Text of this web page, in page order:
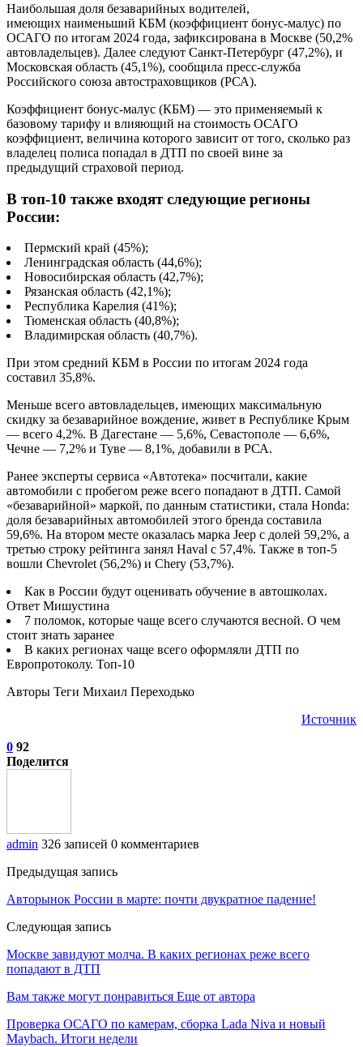
Наибольшая доля безаварийных водителей,
имеющих наименьший КБМ (коэффициент бонус-малус) по
ОСАГО по итогам 2024 года, зафиксирована в Москве (50,2%
автовладельцев). Далее следуют Санкт-Петербург (47,2%), и
Московская область (45,1%), сообщила пресс-служба
Российского союза автостраховщиков (РСА).
Коэффициент бонус-малус (КБМ) — это применяемый к
базовому тарифу и влияющий на стоимость ОСАГО
коэффициент, величина которого зависит от того, сколько раз
владелец полиса попадал в ДТП по своей вине за
предыдущий страховой период.
В топ-10 также входят следующие регионы
России:
Пермский край (45%);
Ленинградская область (44,6%);
Новосибирская область (42,7%);
Рязанская область (42,1%);
Республика Карелия (41%);
Тюменская область (40,8%);
Владимирская область (40,7%).
При этом средний КБМ в России по итогам 2024 года
составил 35,8%.
Меньше всего автовладельцев, имеющих максимальную
скидку за безаварийное вождение, живет в Республике Крым
— всего 4,2%. В Дагестане — 5,6%, Севастополе — 6,6%,
Чечне — 7,2% и Туве — 8,1%, добавили в РСА.
Ранее эксперты сервиса «Автотека» посчитали, какие
автомобили с пробегом реже всего попадают в ДТП. Самой
«безаварийной» маркой, по данным статистики, стала Honda:
доля безаварийных автомобилей этого бренда составила
59,6%. На втором месте оказалась марка Jeep с долей 59,2%, а
третью строку рейтинга занял Haval с 57,4%. Также в топ-5
вошли Chevrolet (56,2%) и Chery (53,7%).
Как в России будут оценивать обучение в автошколах.
Ответ Мишустина
7 поломок, которые чаще всего случаются весной. О чем
стоит знать заранее
В каких регионах чаще всего оформляли ДТП по
Европротоколу. Топ-10
Авторы Теги Михаил Переходько
Источник
0 92
Поделится
admin 326 записей 0 комментариев
Предыдущая запись
Авторынок России в марте: почти двукратное падение!
Следующая запись
Москве завидуют молча. В каких регионах реже всего
попадают в ДТП
Вам также могут понравиться Еще от автора
Проверка ОСАГО по камерам, сборка Lada Niva и новый
Maybach. Итоги недели